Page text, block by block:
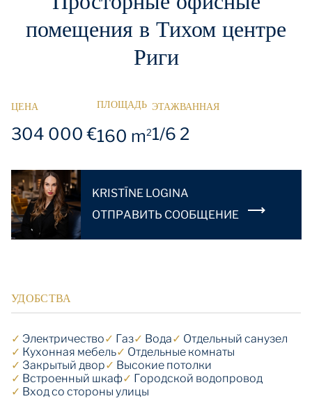
помещения в Тихом центре
Риги
ЦЕНА
304 000 €
ПЛОЩАДЬ
160 m2
ЭТАЖ
1/6
ВАННАЯ
2
KRISTĪNE LOGINA
OТПРАВИТЬ СООБЩЕНИЕ
УДОБСТВА
✓ Электричество✓ Газ✓ Вода✓ Отдельный санузел
✓ Кухонная мебель✓ Отдельные комнаты
✓ Закрытый двор✓ Высокие потолки
✓ Встроенный шкаф✓ Городской водопровод
✓ Вход со стороны улицы